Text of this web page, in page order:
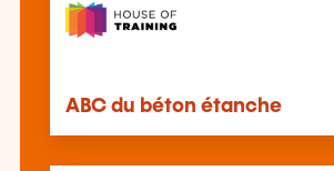
ABC du béton étanche